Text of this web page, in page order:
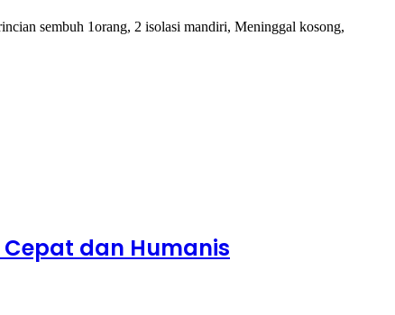
sembuh 1orang, 2 isolasi mandiri, Meninggal kosong,
dan Humanis